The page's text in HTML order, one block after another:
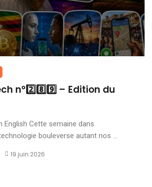
n°2️⃣8️⃣9️⃣ – Edition du
English Cette semaine dans
bouleverse autant nos ...
19 juin 2026